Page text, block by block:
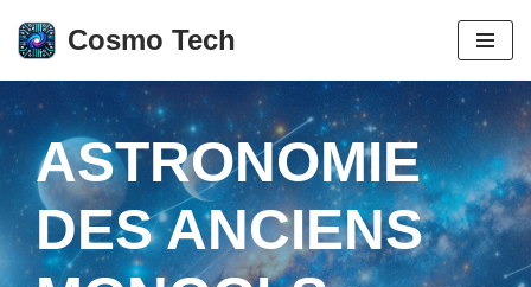
Aller
contenu
Cosmo Tech
ASTRONOMIE
DES ANCIENS